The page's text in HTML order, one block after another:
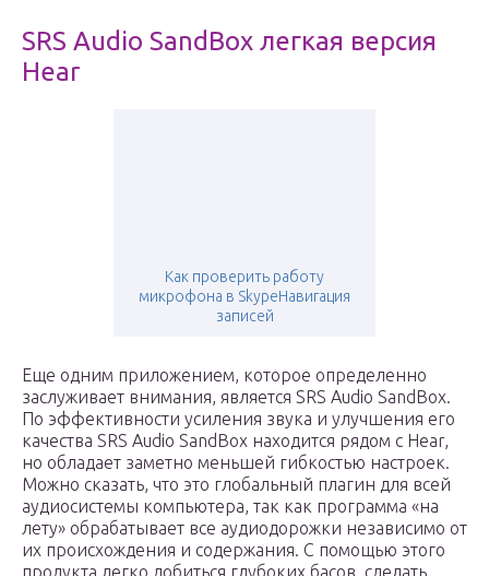
SRS Audio SandBox легкая версия
Hear
Как проверить работу
микрофона в SkypeНавигация
записей
Еще одним приложением, которое определенно
заслуживает внимания, является SRS Audio SandBox.
По эффективности усиления звука и улучшения его
качества SRS Audio SandBox находится рядом с Hear,
но обладает заметно меньшей гибкостью настроек.
Можно сказать, что это глобальный плагин для всей
аудиосистемы компьютера, так как программа «на
лету» обрабатывает все аудиодорожки независимо от
их происхождения и содержания. С помощью этого
продукта легко добиться глубоких басов, сделать